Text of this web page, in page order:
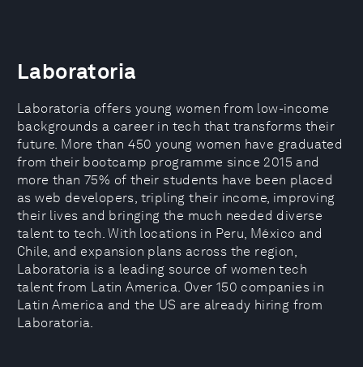
Laboratoria
Laboratoria offers young women from low-income
backgrounds a career in tech that transforms their
future. More than 450 young women have graduated
from their bootcamp programme since 2015 and
more than 75% of their students have been placed
as web developers, tripling their income, improving
their lives and bringing the much needed diverse
talent to tech. With locations in Peru, México and
Chile, and expansion plans across the region,
Laboratoria is a leading source of women tech
talent from Latin America. Over 150 companies in
Latin America and the US are already hiring from
Laboratoria.